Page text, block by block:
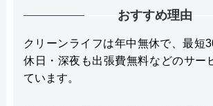
おすすめ理由
クリーンライフは年中無休で、最短
休日・深夜も出張費無料などのサー
ています。